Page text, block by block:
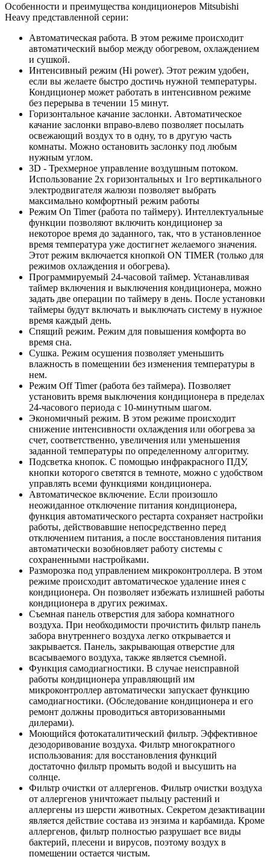
Особенности и преимущества кондиционеров Mitsubishi
Heavy представленной серии:
Автоматическая работа. В этом режиме происходит
автоматический выбор между обогревом, охлаждением
и сушкой.
Интенсивный режим (Hi power). Этот режим удобен,
если вы желаете быстро достичь нужной температуры.
Кондиционер может работать в интенсивном режиме
без перерыва в течении 15 минут.
Горизонтальное качание заслонки. Автоматическое
качание заслонки вправо-влево позволяет посылать
освежающий воздух то в одну, то в другую часть
комнаты. Можно остановить заслонку под любым
нужным углом.
3D - Трехмерное управление воздушным потоком.
Использование 2х горизонтальных и 1го вертикального
электродвигателя жалюзи позволяет выбрать
максимально комфортный режим работы
Режим On Timer (работа по таймеру). Интеллектуальные
функции позволяют включить кондиционер за
некоторое время до заданного, так, что в установленное
время температура уже достигнет желаемого значения.
Этот режим включается кнопкой ON TIMER (только для
режимов охлаждения и обогрева).
Программируемый 24-часовой таймер. Устанавливая
таймер включения и выключения кондиционера, можно
задать две операции по таймеру в день. После установки
таймеры будут включать и выключать систему в нужное
время каждый день.
Спящий режим. Режим для повышения комфорта во
время сна.
Сушка. Режим осушения позволяет уменьшить
влажность в помещении без изменения температуры в
нем.
Режим Off Timer (работа без таймера). Позволяет
установить время выключения кондиционера в пределах
24-часового периода с 10-минутным шагом.
Экономичный режим. В этом режиме происходит
снижение интенсивности охлаждения или обогрева за
счет, соответственно, увеличения или уменьшения
заданной температуры по определенному алгоритму.
Подсветка кнопок. С помощью инфракрасного ПДУ,
кнопки которого светятся в темноте, можно с удобством
управлять всеми функциями кондиционера.
Автоматическое включение. Если произошло
неожиданное отключение питания кондиционера,
функция автоматического рестарта сохраняет настройки
работы, действовавшие непосредственно перед
отключением питания, а после восстановления питания
автоматически возобновляет работу системы с
сохраненными настройками.
Разморозка под управлением микроконтроллера. В этом
режиме происходит автоматическое удаление инея с
кондиционера. Он позволяет избежать излишней работы
кондиционера в других режимах.
Съемная панель отверстия для забора комнатного
воздуха. При необходимости прочистить фильтр панель
забора внутреннего воздуха легко открывается и
закрывается. Панель, закрывающая отверстие для
всасываемого воздуха, также является съемной.
Функция самодиагностики. В случае неисправной
работы кондиционера управляющий им
микроконтроллер автоматически запускает функцию
самодиагностики. (Обследование кондиционера и его
ремонт должны проводиться авторизованными
дилерами).
Моющийся фотокаталитический фильтр. Эффективное
дезодоривование воздуха. Фильтр многократного
использования: для восстановления функций
достаточно фильтр промыть водой и высушить на
солнце.
Фильтр очистки от аллергенов. Фильтр очистки воздуха
от аллергенов уничтожает пыльцу растений и
аллергены из шерсти животных. Секретом дезактивации
является действие состава из энзима и карбамида. Кроме
аллергенов, фильтр полностью разрушает все виды
бактерий, плесени и вирусов, поэтому воздух в
помещении остается чистым.